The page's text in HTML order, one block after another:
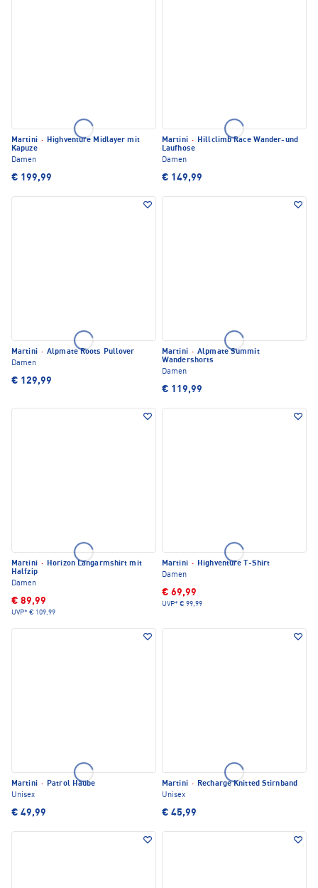
Martini · Highventure Midlayer mit
Kapuze
Damen
€ 199,99
Martini · Hillclimb Race Wander-und
Laufhose
Damen
€ 149,99
Martini · Alpmate Roots Pullover
Damen
€ 129,99
Martini · Alpmate Summit
Wandershorts
Damen
€ 119,99
Martini · Horizon Langarmshirt mit
Halfzip
Damen
€ 89,99
UVP* € 109,99
Martini · Highventure T-Shirt
Damen
€ 69,99
UVP* € 99,99
Martini · Patrol Haube
Unisex
€ 49,99
Martini · Recharge Knitted Stirnband
Unisex
€ 45,99